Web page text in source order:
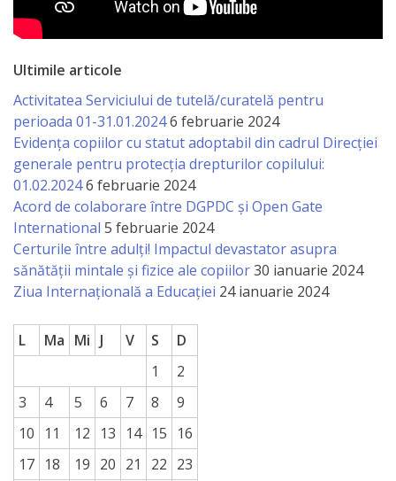
paginii
web
Contacte
Ultimile articole
Activitatea Serviciului de tutelă/curatelă pentru
perioada 01-31.01.20246 februarie 2024
Evidența copiilor cu statut adoptabil din cadrul Direcției
generale pentru protecția drepturilor copilului:
01.02.20246 februarie 2024
Acord de colaborare între DGPDC și Open Gate
International 5 februarie 2024
Certurile între adulți! Impactul devastator asupra
sănătății mintale și fizice ale copiilor30 ianuarie 2024
Ziua Internațională a Educației 24 ianuarie 2024
L Ma Mi J V S
D
1
2
3
4 5 6 7 8
9
10
11 12 13 14 15
16
17 18 19 20 21 22 23